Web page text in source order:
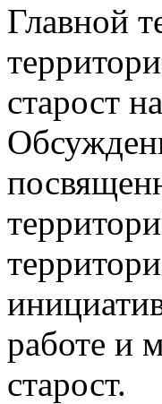
Главной
старост
работе и
старост.